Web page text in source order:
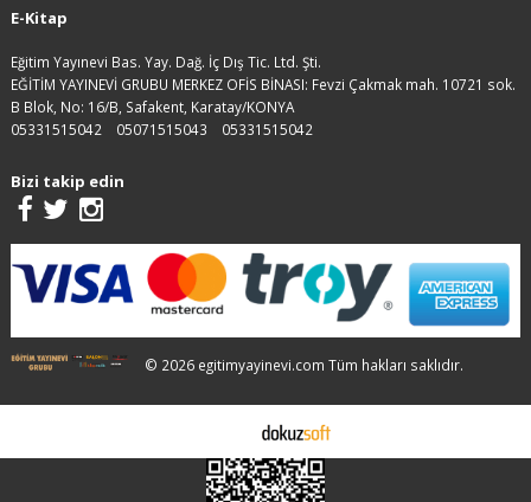
E-Kitap
Eğitim Yayınevi Bas. Yay. Dağ. İç Dış Tic. Ltd. Şti.
EĞİTİM YAYINEVİ GRUBU MERKEZ OFİS BİNASI: Fevzi Çakmak mah. 10721 sok.
B Blok, No: 16/B, Safakent, Karatay/KONYA
05331515042
05071515043 05331515042
Bizi takip edin
© 2026 egitimyayinevi.com Tüm hakları saklıdır.